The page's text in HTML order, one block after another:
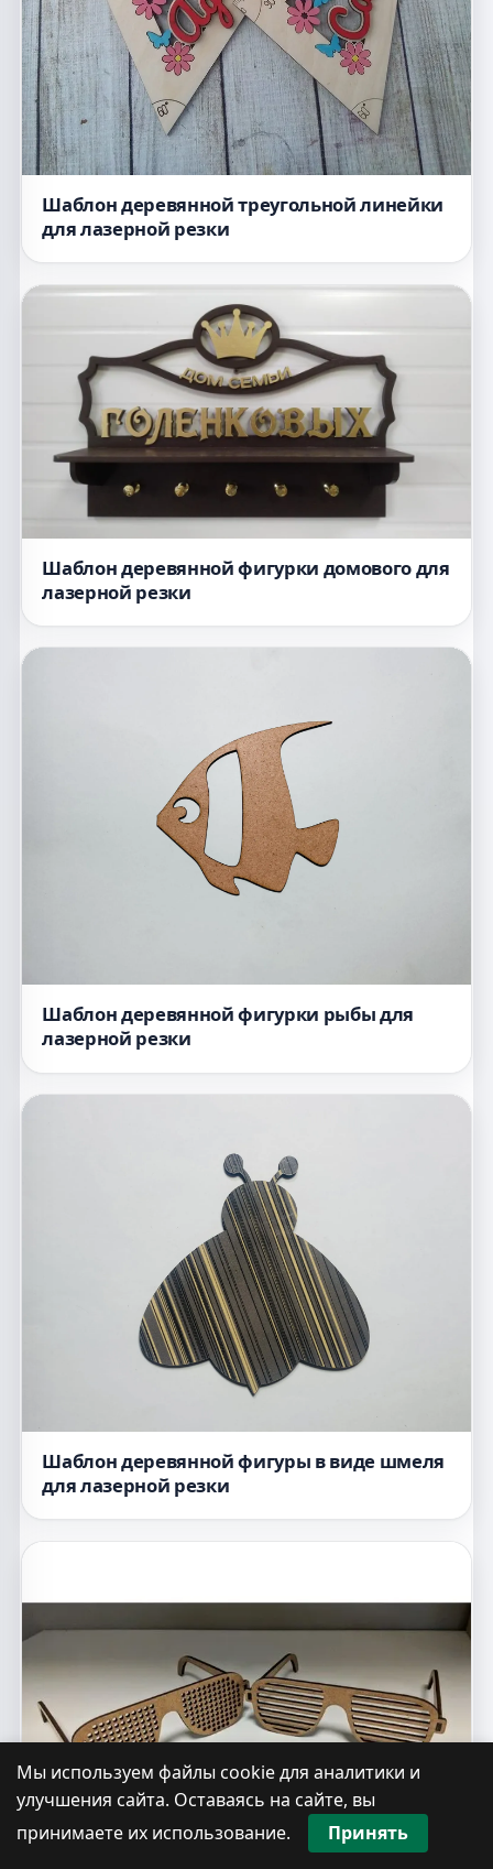
Шаблон деревянной треугольной линейки
для лазерной резки
Шаблон деревянной фигурки домового для
лазерной резки
Шаблон деревянной фигурки рыбы для
лазерной резки
Шаблон деревянной фигуры в виде шмеля
для лазерной резки
Мы используем файлы cookie для аналитики и
улучшения сайта. Оставаясь на сайте, вы
принимаете их использование.
Принять